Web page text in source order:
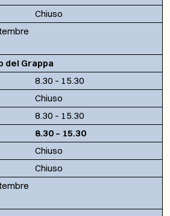
Chiuso
del Grappa
8.30 – 15.30
Chiuso
8.30 – 15.30
8.30 – 15.30
Chiuso
Chiuso